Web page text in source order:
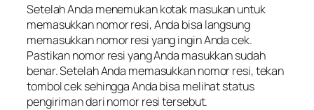
Setelah Anda menemukan kotak masukan untuk
memasukkan nomor resi, Anda bisa langsung
memasukkan nomor resi yang ingin Anda cek.
Pastikan nomor resi yang Anda masukkan sudah
benar. Setelah Anda memasukkan nomor resi, tekan
tombol cek sehingga Anda bisa melihat status
pengiriman dari nomor resi tersebut.